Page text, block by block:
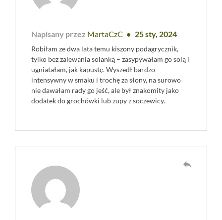
Napisany przez MartaCzC 25 sty, 2024
Robiłam ze dwa lata temu kiszony podagrycznik,
tylko bez zalewania solanką – zasypywałam go solą i
ugniatałam, jak kapustę. Wyszedł bardzo
intensywny w smaku i trochę za słony, na surowo
nie dawałam rady go jeść, ale był znakomity jako
dodatek do grochówki lub zupy z soczewicy.
reply